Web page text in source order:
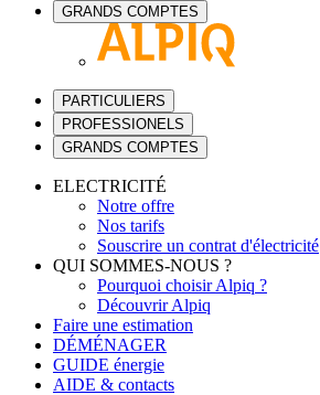
GRANDS COMPTES
PARTICULIERS
PROFESSIONELS
GRANDS COMPTES
ELECTRICITÉ
Notre offre
Nos tarifs
Souscrire un contrat d'électricité
QUI SOMMES-NOUS ?
Pourquoi choisir Alpiq ?
Découvrir Alpiq
Faire une estimation
DÉMÉNAGER
GUIDE énergie
AIDE & contacts